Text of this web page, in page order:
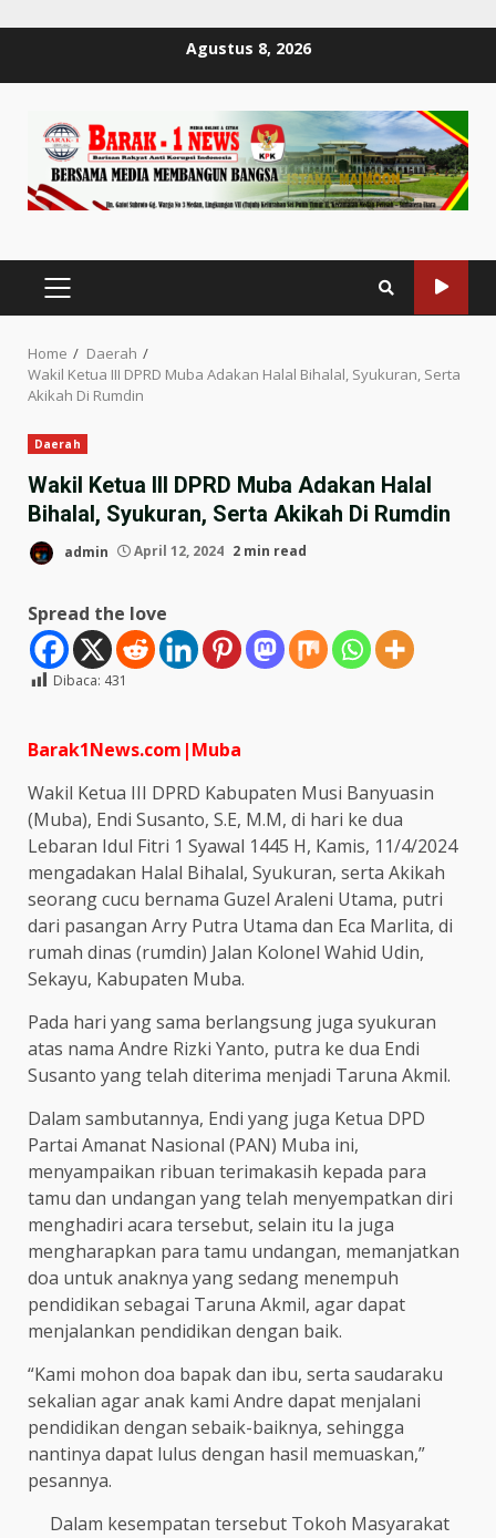
Agustus 8, 2026
PRIMARY
MENU
Home
Daerah
Wakil Ketua III DPRD Muba Adakan Halal Bihalal, Syukuran, Serta
Akikah Di Rumdin
Daerah
Wakil Ketua III DPRD Muba Adakan Halal
Bihalal, Syukuran, Serta Akikah Di Rumdin
admin April 12, 2024 2 min read
Spread the love
Dibaca: 431
Barak1News.com|Muba
Wakil Ketua III DPRD Kabupaten Musi Banyuasin
(Muba), Endi Susanto, S.E, M.M, di hari ke dua
Lebaran Idul Fitri 1 Syawal 1445 H, Kamis, 11/4/2024
mengadakan Halal Bihalal, Syukuran, serta Akikah
seorang cucu bernama Guzel Araleni Utama, putri
dari pasangan Arry Putra Utama dan Eca Marlita, di
rumah dinas (rumdin) Jalan Kolonel Wahid Udin,
Sekayu, Kabupaten Muba.
Pada hari yang sama berlangsung juga syukuran
atas nama Andre Rizki Yanto, putra ke dua Endi
Susanto yang telah diterima menjadi Taruna Akmil.
Dalam sambutannya, Endi yang juga Ketua DPD
Partai Amanat Nasional (PAN) Muba ini,
menyampaikan ribuan terimakasih kepada para
tamu dan undangan yang telah menyempatkan diri
menghadiri acara tersebut, selain itu Ia juga
mengharapkan para tamu undangan, memanjatkan
doa untuk anaknya yang sedang menempuh
pendidikan sebagai Taruna Akmil, agar dapat
menjalankan pendidikan dengan baik.
“Kami mohon doa bapak dan ibu, serta saudaraku
sekalian agar anak kami Andre dapat menjalani
pendidikan dengan sebaik-baiknya, sehingga
nantinya dapat lulus dengan hasil memuaskan,”
pesannya.
Dalam kesempatan tersebut Tokoh Masyarakat